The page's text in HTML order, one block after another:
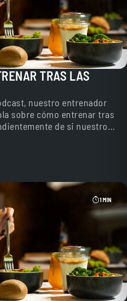
TRAS LAS
nuestro entrenador
sobre cómo entrenar tras
de si nuestro
1 MIN